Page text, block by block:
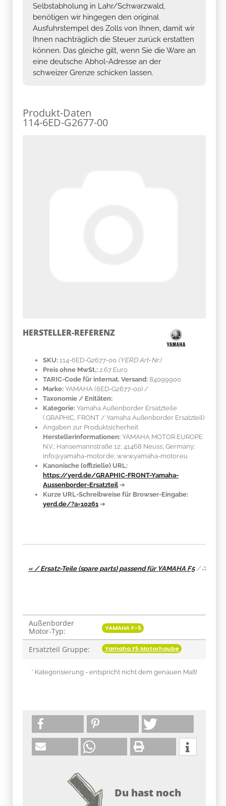
Selbstabholung in Lahr/Schwarzwald,
benötigen wir hingegen den original
Ausfuhrstempel des Zolls von Ihnen, damit wir
Ihnen nachträglich die Steuer zurück erstatten
können. Das gleiche gilt, wenn Sie die Ware an
eine deutsche Abhol-Adresse an der
schweizer Grenze schicken lassen.
Produkt-Daten
114-6ED-G2677-00
HERSTELLER-REFERENZ
SKU: 114-6ED-G2677-00 (YERD Art-Nr.)
Preis ohne MwSt.: 2.67 Euro
TARIC-Code für internat. Versand: 84099900
Marke: YAMAHA (6ED-G2677-00) /
Taxonomie / Enitäten:
Kategorie: Yamaha Außenborder Ersatzteile
(.GRAPHIC, FRONT / Yamaha Außenborder Ersatzteil)
Angaben zur Produktsicherheit
Herstellerinformationen: YAMAHA MOTOR EUROPE
N.V.; Hansemannstraße 12; 41468 Neuss; Germany;
info@yamaha-motor.de; www.yamaha-motor.eu
Kanonische (offizielle) URL:
https://yerd.de/GRAPHIC-FRONT-Yamaha-
Aussenborder-Ersatzteil ➔
Kurze URL-Schreibweise für Browser-Eingabe:
yerd.de/?a=10261 ➔
« / Ersatz-Teile (spare parts) passend für YAMAHA F5/∴
Produkteigenschaft
Wert
Außenborder
Motor-Typ:
YAMAHA F-5
Ersatzteil Gruppe: Yamaha F5 Motorhaube
* Kategorisierung - entspricht nicht dem genauen Maß!
Du hast noch